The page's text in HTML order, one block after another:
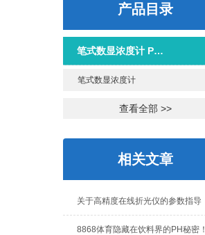
产品目录
笔式数显浓度计 PEN系列
笔式数显浓度计
查看全部 >>
相关文章
关于高精度在线折光仪的参数指导
8868体育隐藏在饮料界的PH秘密！